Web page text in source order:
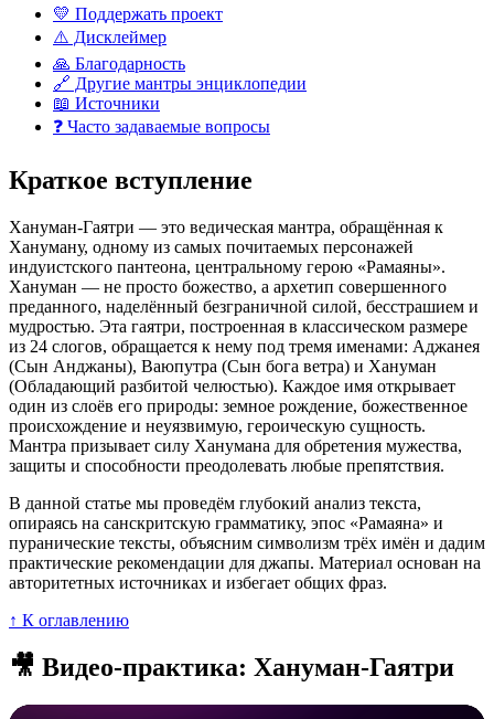
💛 Поддержать проект
⚠️ Дисклеймер
🙏 Благодарность
🔗 Другие мантры энциклопедии
📖 Источники
❓ Часто задаваемые вопросы
Краткое вступление
Хануман-Гаятри — это ведическая мантра, обращённая к
Хануману, одному из самых почитаемых персонажей
индуистского пантеона, центральному герою «Рамаяны».
Хануман — не просто божество, а архетип совершенного
преданного, наделённый безграничной силой, бесстрашием и
мудростью. Эта гаятри, построенная в классическом размере
из 24 слогов, обращается к нему под тремя именами: Аджанея
(Сын Анджаны), Ваюпутра (Сын бога ветра) и Хануман
(Обладающий разбитой челюстью). Каждое имя открывает
один из слоёв его природы: земное рождение, божественное
происхождение и неуязвимую, героическую сущность.
Мантра призывает силу Ханумана для обретения мужества,
защиты и способности преодолевать любые препятствия.
В данной статье мы проведём глубокий анализ текста,
опираясь на санскритскую грамматику, эпос «Рамаяна» и
пуранические тексты, объясним символизм трёх имён и дадим
практические рекомендации для джапы. Материал основан на
авторитетных источниках и избегает общих фраз.
↑ К оглавлению
🎥 Видео-практика: Хануман-Гаятри